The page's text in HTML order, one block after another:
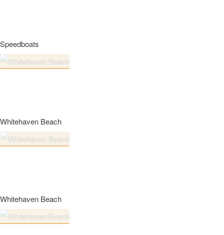
Speedboats
Whitehaven Beach
Whitehaven Beach